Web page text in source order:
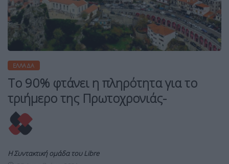
ΕΛΛΆΔΑ
Το 90% φτάνει η πληρότητα για το
τριήμερο της Πρωτοχρονιάς-
Η Συντακτική ομάδα του Libre